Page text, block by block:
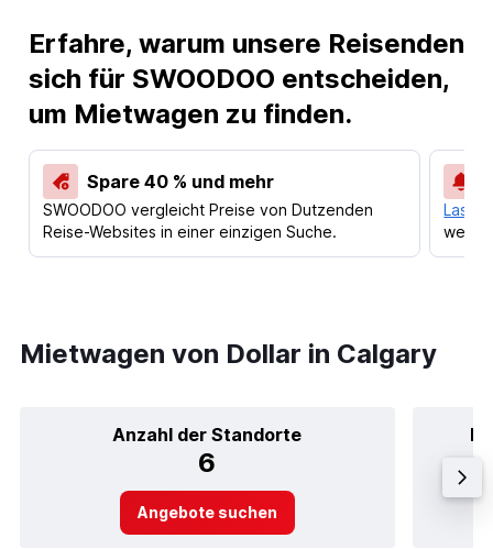
Erfahre, warum unsere Reisenden
sich für SWOODOO entscheiden,
um Mietwagen zu finden.
Spare 40 % und mehr
SWOODOO vergleicht Preise von Dutzenden
Reise-Websites in einer einzigen Suche.
Lass
Mietwagen von Dollar in Calgary
Anzahl der Standorte
6
Angebote suchen